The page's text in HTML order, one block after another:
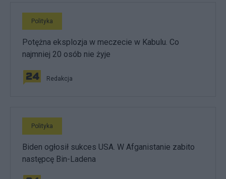
Polityka
Potężna eksplozja w meczecie w Kabulu. Co
najmniej 20 osób nie żyje
Redakcja
Polityka
Biden ogłosił sukces USA. W Afganistanie zabito
następcę Bin-Ladena